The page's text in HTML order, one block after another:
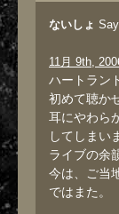
ないしょ
11月 9th,
ハートラン
初めて聴か
耳にやわら
してしまい
ライブの余
今は、ご当
ではまた。